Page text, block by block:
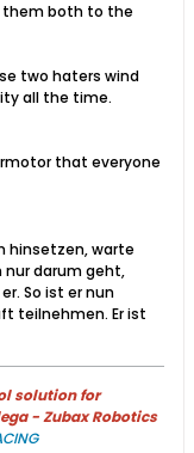
them both to the
two haters wind
all the time.
that everyone
hinsetzen, warte
nur darum geht,
So ist er nun
teilnehmen. Er ist
solution for
- Zubax Robotics